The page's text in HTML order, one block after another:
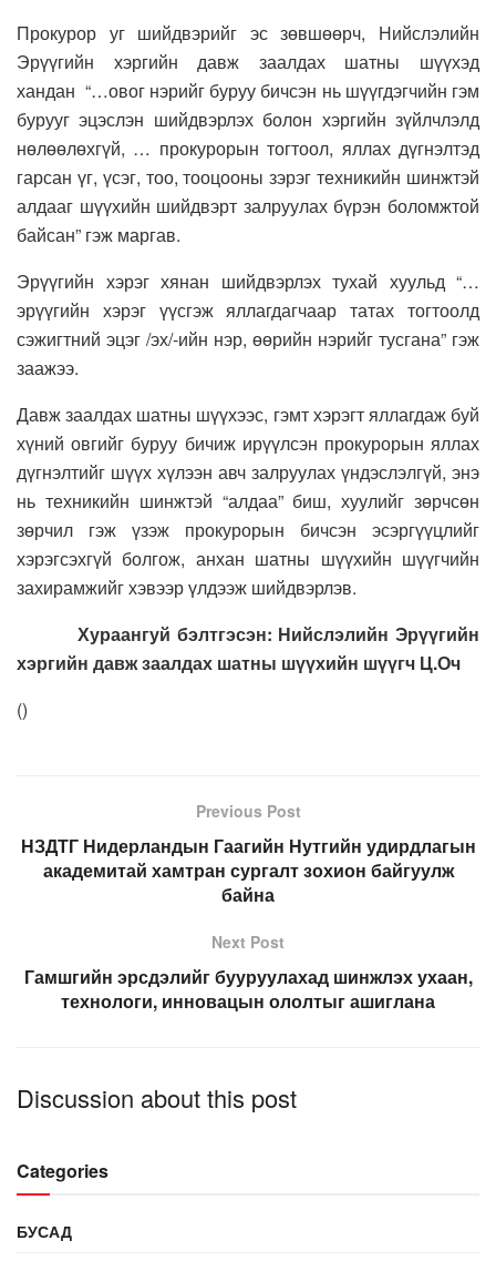
Прокурор уг шийдвэрийг эс зөвшөөрч, Нийслэлийн
Эрүүгийн хэргийн давж заалдах шатны шүүхэд
хандан “…овог нэрийг буруу бичсэн нь шүүгдэгчийн гэм
бурууг эцэслэн шийдвэрлэх болон хэргийн зүйлчлэлд
нөлөөлөхгүй, … прокурорын тогтоол, яллах дүгнэлтэд
гарсан үг, үсэг, тоо, тооцооны зэрэг техникийн шинжтэй
алдааг шүүхийн шийдвэрт залруулах бүрэн боломжтой
байсан” гэж маргав.
Эрүүгийн хэрэг хянан шийдвэрлэх тухай хуульд “…
эрүүгийн хэрэг үүсгэж яллагдагчаар татах тогтоолд
сэжигтний эцэг /эх/-ийн нэр, өөрийн нэрийг тусгана” гэж
заажээ.
Давж заалдах шатны шүүхээс, гэмт хэрэгт яллагдаж буй
хүний овгийг буруу бичиж ирүүлсэн прокурорын яллах
дүгнэлтийг шүүх хүлээн авч залруулах үндэслэлгүй, энэ
нь техникийн шинжтэй “алдаа” биш, хуулийг зөрчсөн
зөрчил гэж үзэж прокурорын бичсэн эсэргүүцлийг
хэрэгсэхгүй болгож, анхан шатны шүүхийн шүүгчийн
захирамжийг хэвээр үлдээж шийдвэрлэв.
Хураангуй бэлтгэсэн: Нийслэлийн Эрүүгийн
хэргийн давж заалдах шатны шүүхийн шүүгч Ц.Оч
()
Previous Post
НЗДТГ Нидерландын Гаагийн Нутгийн удирдлагын
академитай хамтран сургалт зохион байгуулж
байна
Next Post
Гамшгийн эрсдэлийг бууруулахад шинжлэх ухаан,
технологи, инновацын ололтыг ашиглана
Discussion about this post
Categories
БУСАД